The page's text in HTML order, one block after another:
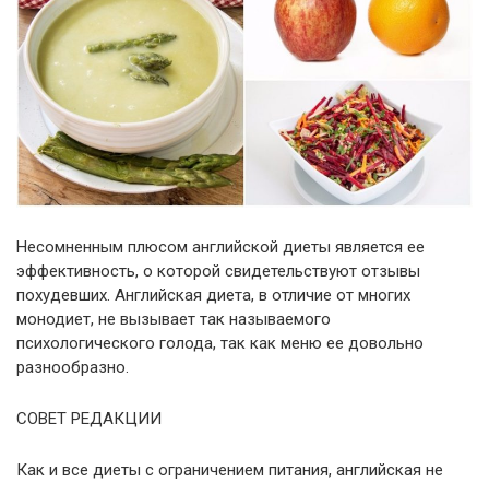
Несомненным плюсом английской диеты является ее
эффективность, о которой свидетельствуют отзывы
похудевших. Английская диета, в отличие от многих
монодиет, не вызывает так называемого
психологического голода, так как меню ее довольно
разнообразно.
СОВЕТ РЕДАКЦИИ
Как и все диеты с ограничением питания, английская не